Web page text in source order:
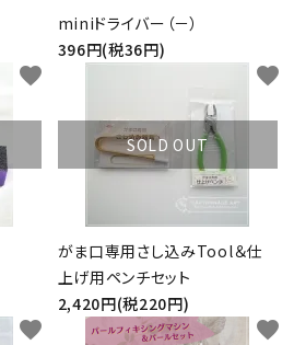
miniドライバー（－）
396円(税36円)
favorite
SOLD OUT
がま口専用さし込みTool＆仕
上げ用ペンチセット
2,420円(税220円)
favorite
favorite favorite